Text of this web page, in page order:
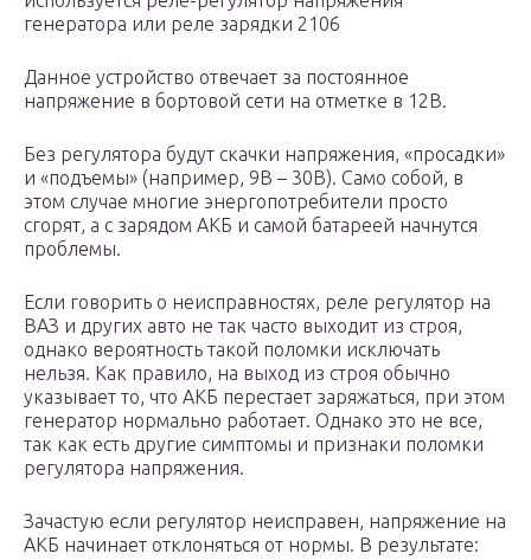
генератора или реле зарядки 2106
Данное устройство отвечает за постоянное
напряжение в бортовой сети на отметке в 12В.
Без регулятора будут скачки напряжения, «просадки»
и «подъемы» (например, 9В – 30В). Само собой, в
этом случае многие энергопотребители просто
сгорят, а с зарядом АКБ и самой батареей начнутся
проблемы.
Если говорить о неисправностях, реле регулятор на
ВАЗ и других авто не так часто выходит из строя,
однако вероятность такой поломки исключать
нельзя. Как правило, на выход из строя обычно
указывает то, что АКБ перестает заряжаться, при этом
генератор нормально работает. Однако это не все,
так как есть другие симптомы и признаки поломки
регулятора напряжения.
Зачастую если регулятор неисправен, напряжение на
АКБ начинает отклоняться от нормы. В результате: